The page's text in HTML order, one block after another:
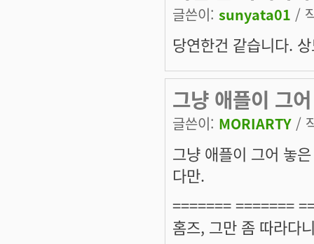
글쓴이: sunyata01 /
당연한건 같습니다.
그냥 애플이 그어
글쓴이: MORIARTY /
그냥 애플이 그어 놓
다만.
======= =======
홈즈, 그만 좀 따라다